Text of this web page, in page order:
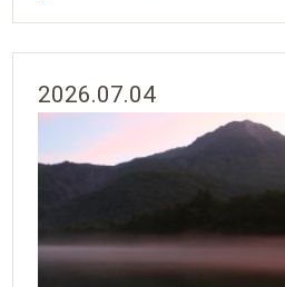
2026.07.04